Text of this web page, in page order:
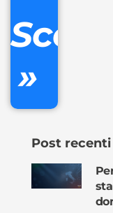
Scopri
»
Post recenti